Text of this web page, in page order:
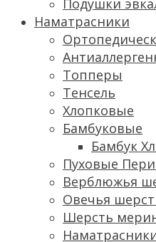
Наматрасники
Топперы
Тенсель
Хлопковые
Бамбуковые
Бамбук
Пуховые
Верблюжья
Овечья
Шерсть